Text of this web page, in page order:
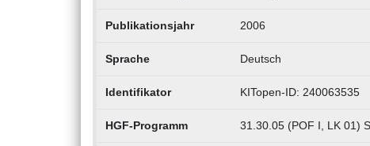
Publikationsjahr 2006
Sprache Deutsch
Identifikator KITopen-ID: 240063535
HGF-Programm 31.30.05 (POF I, LK 01)